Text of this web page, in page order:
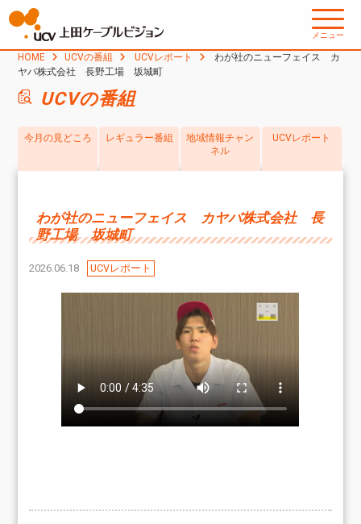
メニュー
HOME UCVの番組 UCVレポート
わが社のニューフェイス カ
ヤバ株式会社 長野工場 坂城町
UCVの番組
今月の見どころ レギュラー番組
地域情報チャン
ネル
UCVレポート
わが社のニューフェイス カヤバ株式会社 長
野工場 坂城町
2026.06.18 UCVレポート